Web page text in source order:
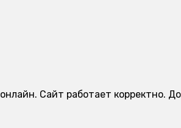
Сайт работает корректно.